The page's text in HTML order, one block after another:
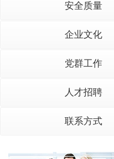
安全质量
企业文化
党群工作
人才招聘
联系方式